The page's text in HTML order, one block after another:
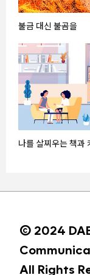
불금 대신 불곰을
나를 살찌우는 책과
© 2024
All Rights